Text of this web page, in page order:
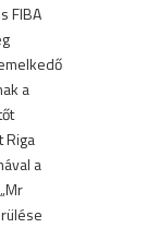
FIBA
a
Riga
a